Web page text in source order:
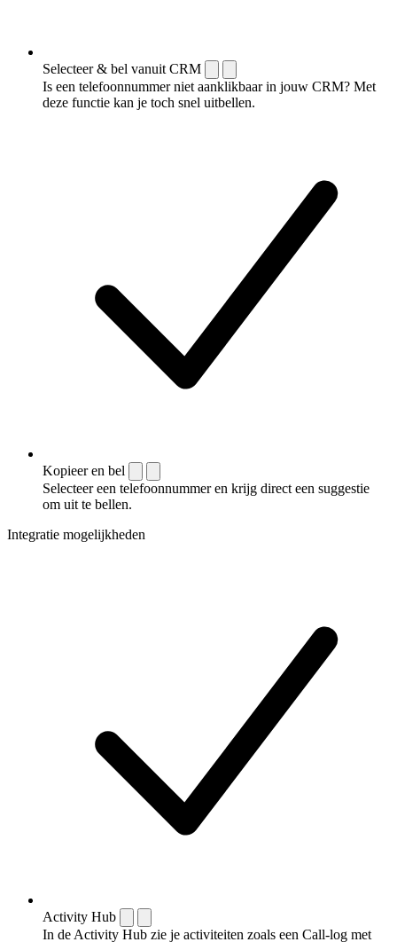
Selecteer & bel vanuit CRM
Is een telefoonnummer niet aanklikbaar in jouw CRM? Met
deze functie kan je toch snel uitbellen.
Kopieer en bel
Selecteer een telefoonnummer en krijg direct een suggestie
om uit te bellen.
Integratie mogelijkheden
Activity Hub
In de Activity Hub zie je activiteiten zoals een Call-log met